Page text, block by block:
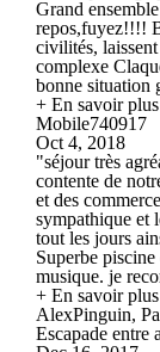
Grand
repos,fuyez!!!!
civilités,
complexe
bonne situation
+ En savoir plus
Mobile740917
Oct 4, 2018
"séjour très
contente de
et des
sympathique et
tout les jours
Superbe
musique. je
+ En savoir plus
AlexPinguin,
Escapade entre